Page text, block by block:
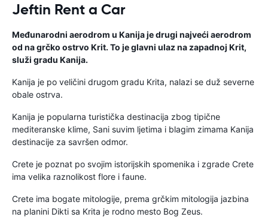
Jeftin Rent a Car
Međunarodni aerodrom u Kanija je drugi najveći aerodrom
od na grčko ostrvo Krit. To je glavni ulaz na zapadnoj Krit,
služi gradu Kanija.
Kanija je po veličini drugom gradu Krita, nalazi se duž severne
obale ostrva.
Kanija je popularna turistička destinacija zbog tipične
mediteranske klime, Sani suvim ljetima i blagim zimama Kanija
destinacije za savršen odmor.
Crete je poznat po svojim istorijskih spomenika i zgrade Crete
ima velika raznolikost flore i faune.
Crete ima bogate mitologije, prema grčkim mitologija jazbina
na planini Dikti sa Krita je rodno mesto Bog Zeus.